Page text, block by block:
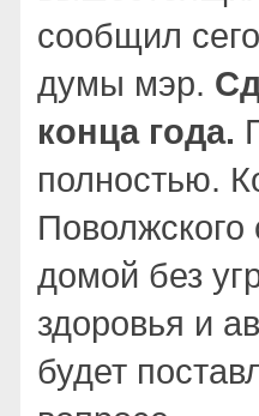
сообщил
думы мэр.
конца года.
полностью.
Поволжского
домой без
здоровья и
будет